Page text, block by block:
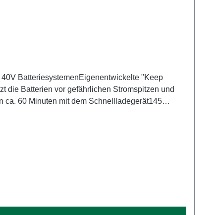
BatteriesystemenEigenentwickelte "Keep
die Batterien vor gefährlichen Stromspitzen und
ca. 60 Minuten mit dem Schnellladegerät145